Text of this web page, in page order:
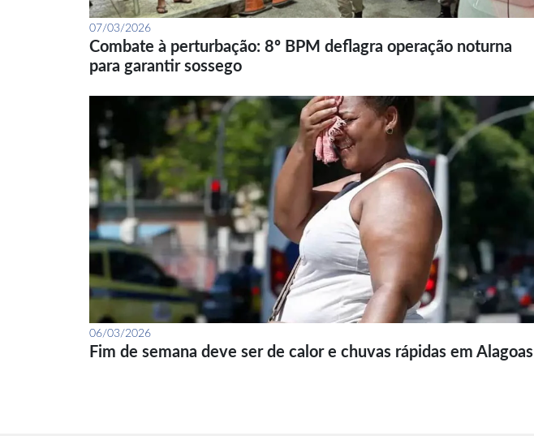
07/03/2026
Combate à perturbação: 8º BPM deflagra operação noturna
para garantir sossego
06/03/2026
Fim de semana deve ser de calor e chuvas rápidas em Alagoas